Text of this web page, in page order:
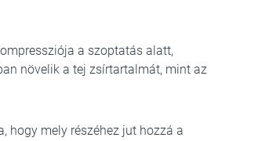
a szoptatás alatt,
növelik a tej zsírtartalmát, mint az
hogy mely részéhez jut hozzá a